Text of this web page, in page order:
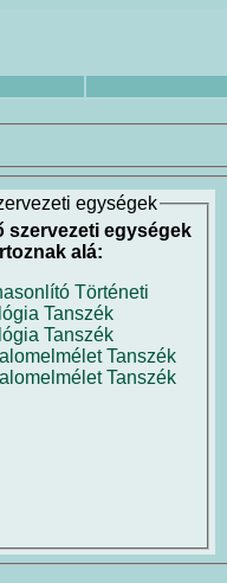
egységek
szervezeti egységek
alá:
Történeti
Tanszék
Tanszék
Tanszék
Tanszék